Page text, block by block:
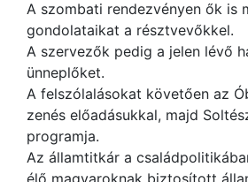
A szombati rendezvényen ők is
gondolataikat a résztvevőkkel.
A szervezők pedig a jelen lévő
ünneplőket.
A felszólalásokat követően az
zenés előadásukkal, majd
programja.
Az államtitkár a
élő magyaroknak biztosított